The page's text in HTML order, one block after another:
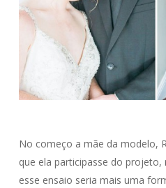
No começo a mãe da modelo,
que ela participasse do projeto,
esse ensaio seria mais uma